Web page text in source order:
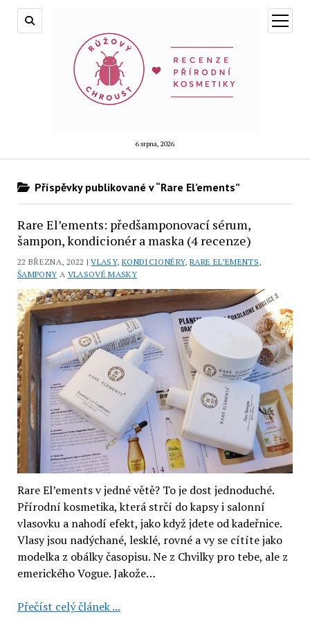
6 srpna, 2026
otevřít
menu
Příspěvky publikované v “Rare El’ements”
Rare El’ements: předšamponovací sérum,
šampon, kondicionér a maska (4 recenze)
22 BŘEZNA, 2022 |VLASY, KONDICIONÉRY, RARE EL’EMENTS,
ŠAMPONY A VLASOVÉ MASKY
Rare El’ements v jedné větě? To je dost jednoduché.
Přírodní kosmetika, která strčí do kapsy i salonní
vlasovku a nahodí efekt, jako když jdete od kadeřnice.
Vlasy jsou nadýchané, lesklé, rovné a vy se cítíte jako
modelka z obálky časopisu. Ne z Chvilky pro tebe, ale z
emerického Vogue. Jakože…
Přečíst celý článek ...Rare